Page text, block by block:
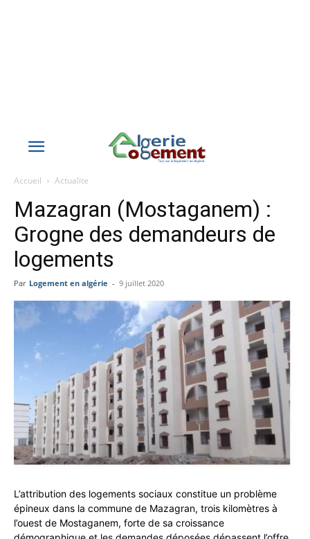
Accueil Actualite
Mazagran (Mostaganem) :
Grogne des demandeurs de
logements
Par Logement en algérie - 9 juillet 2020
L’attribution des logements sociaux constitue un problème
épineux dans la commune de Mazagran, trois kilomètres à
l’ouest de Mostaganem, forte de sa croissance